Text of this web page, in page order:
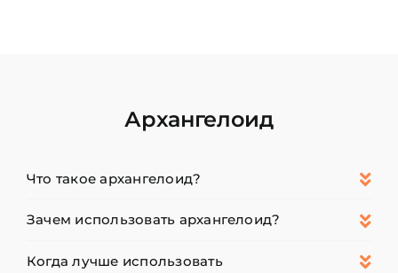
Архангелоид
Что такое архангелоид?
Зачем использовать архангелоид?
Когда лучше использовать